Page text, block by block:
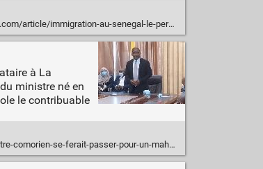
le-pere-dun-garcon-mort-en-mer-condamne-pour-lavoir-envoye
à La
ministre né en
le contribuable
un-mahorais-allocataire-de-la-cmu-a-la-reunion-depuis-au-moins-10-ans/